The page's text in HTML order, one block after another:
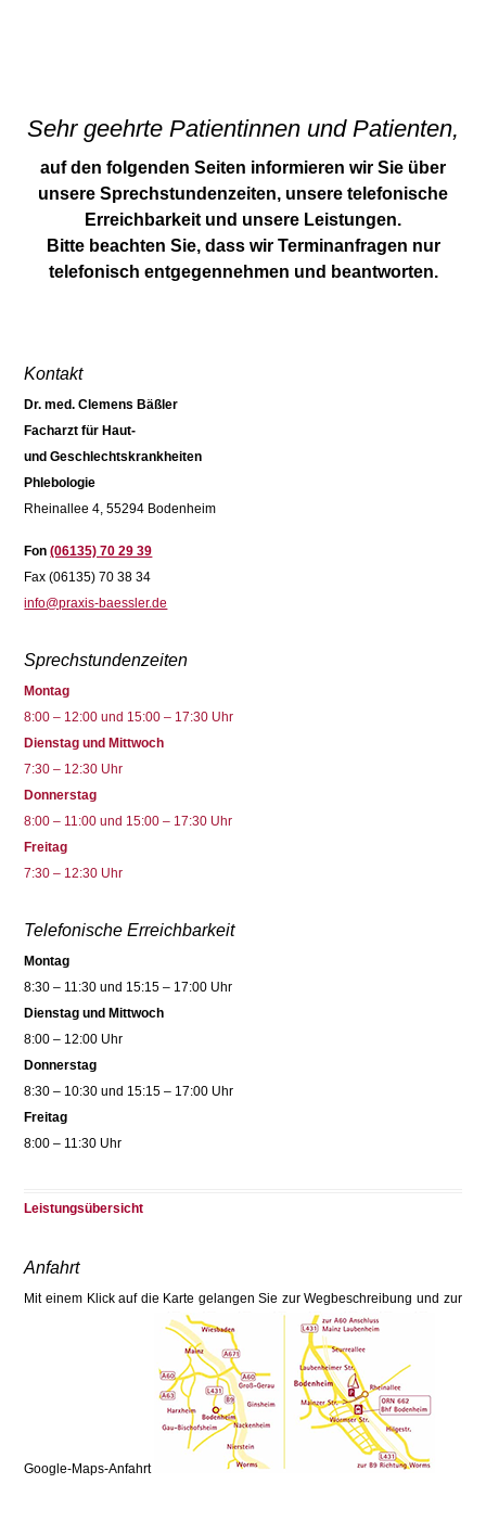
Sehr geehrte Patientinnen und Patienten,
auf den folgenden Seiten informieren wir Sie über
unsere Sprechstundenzeiten, unsere telefonische
Erreichbarkeit und unsere Leistungen.
Bitte beachten Sie, dass wir Terminanfragen nur
telefonisch entgegennehmen und beantworten.
Kontakt
Dr. med. Clemens Bäßler
Facharzt für Haut-
und Geschlechtskrankheiten
Phlebologie
Rheinallee 4, 55294 Bodenheim
Fon(06135) 70 29 39
Fax (06135) 70 38 34
info@praxis-baessler.de
Sprechstundenzeiten
Montag
8:00 – 12:00 und 15:00 – 17:30 Uhr
Dienstag und Mittwoch
7:30 – 12:30 Uhr
Donnerstag
8:00 – 11:00 und 15:00 – 17:30 Uhr
Freitag
7:30 – 12:30 Uhr
Telefonische Erreichbarkeit
Montag
8:30 – 11:30 und 15:15 – 17:00 Uhr
Dienstag und Mittwoch
8:00 – 12:00 Uhr
Donnerstag
8:30 – 10:30 und 15:15 – 17:00 Uhr
Freitag
8:00 – 11:30 Uhr
Leistungsübersicht
Anfahrt
Mit einem Klick auf die Karte gelangen Sie zur Wegbeschreibung und zur
Google-Maps-Anfahrt